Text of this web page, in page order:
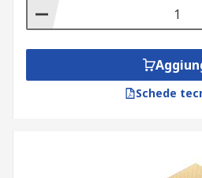
Schede